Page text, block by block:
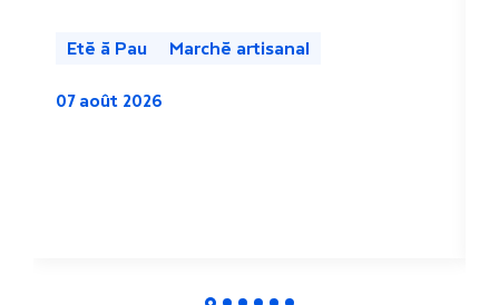
Eté à Pau Marché artisanal
07 août 2026